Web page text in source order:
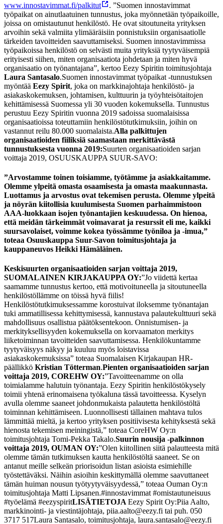
www.innostavimmat.fi/palkitut
. ”Suomen innostavimmat
työpaikat on ainutlaatuinen tunnustus, joka myönnetään työpaikoille,
joissa on omistautunut henkilöstö. He ovat sitoutuneita yrityksen
arvoihin sekä valmiita ylimääräisiin ponnistuksiin organisaatiolle
tärkeiden tavoitteiden saavuttamiseksi. Suomen innostavimmissa
työpaikoissa henkilöstö on selvästi muita yrityksiä tyytyväisempiä
erityisesti siihen, miten organisaatiota johdetaan ja miten hyvä
organisaatio on työnantajana”, kertoo Eezy Spiritin toimitusjohtaja
Laura Santasalo.Suomen innostavimmat työpaikat -tunnustuksen
myöntää Eezy Spirit, joka on markkinajohtaja henkilöstö- ja
asiakaskokemuksen, johtamisen, kulttuurin ja työyhteisötaitojen
kehittämisessä Suomessa yli 30 vuoden kokemuksella. Tunnustus
perustuu Eezy Spiritin vuonna 2019 sadoissa suomalaisissa
organisaatioissa toteuttamiin henkilöstötutkimuksiin, joihin on
vastannut reilu 80.000 suomalaista.Alla palkittujen
organisaatioiden fiiliksiä saamastaan merkittävästä
tunnustuksesta vuonna 2019:Suurten organisaatioiden sarjan
voittaja 2019, OSUUSKAUPPA SUUR-SAVO:
”Arvostamme toinen toisiamme, työtämme ja asiakkaitamme.
Olemme ylpeitä omasta osaamisesta ja omasta maakunnasta.
Luottamus ja arvostus ovat tekemisen perusta. Olemme ylpeitä
ja nöyrän kiitollisia kuulumisesta Suomen parhaimmistoon
AAA-luokkaan isojen työnantajien keskuudessa. On hienoa,
että meidän tärkeimmät voimavarat ja resurssit eli me, kaikki
suursavolaiset, voimme kokea työssämme työniloa ja -imua,”
toteaa Osuuskauppa Suur-Savon toimitusjohtaja ja
kauppaneuvos Heikki Hämäläinen.
Keskisuurten organisaatioiden sarjan voittaja 2019,
SUOMALAINEN KIRJAKAUPPA OY:”Jo viidettä kertaa
saamamme tunnustus kertoo, että motivoituneella ja sitoutuneella
henkilöstöllämme on töissä hyvä fiilis!
Henkilöstötutkimuksessamme korostuivat iloksemme työnantajan
tuki ammatillisessa kehittymisessä, kannustava palautekulttuuri sekä
mahdollisuus osallistua päätöksentekoon. Onnistumisen- ja
merkityksellisyyden kokemuksella on korvaamaton merkitys
liiketoiminnan tavoitteiden saavuttamisessa. Henkilökuntamme
tyytyväisyys näkyy ja kuuluu myös loistavissa
asiakaskokemuksissa” toteaa Suomalaisen Kirjakaupan HR-
päällikkö Kristian Tötterman.Pienten organisaatioiden sarjan
voittaja 2019, COREHW OY:”Tavoitteenamme on olla
toimialamme halutuin työnantaja. Eezy Spiritin henkilöstökysely
toimii yhtenä erinomaisena työkaluna tässä tavoitteessa. Kyselyn
avulla olemme saaneet johdonmukaista palautetta henkilöstöltä
toiminnan kehittämiseen. Luonnollisesti tällainen mahtava tulos
lämmittää mieltä, ja kertoo yrityksen positiivisesta kehityksestä sekä
hienosta tekemisen meiningistä,” toteaa CoreHW Oy:n
toimitusjohtaja Tomi-Pekka Takalo.Suurin nousija -palkinnon
voittaja 2019, OUMAN OY:”Olen kiitollinen siitä palautteesta mitä
olemme tämän tutkimuksen kautta henkilöstöltä saaneet. Se on
antanut meille selkeän priorisoidun listan asioista esimiehille
työstettäväksi. Näihin asioihin keskittymällä olemme saavuttaneet
tämän huiman nousun työtyytyväisyydessä,” toteaa Ouman Oy:n
toimitusjohtaja Matti Lipsanen.#innostavimmat #omistautuneisuus
#työelämä #eezyspiritLISÄTIETOJAEezy Spirit Oy:Piia Aalto,
markkinointi- ja viestintäjohtaja, piia.aalto@eezy.fi tai puh. 050
3717 517Laura Santasalo, toimitusjohtaja, laura.santasalo@eezy.fi